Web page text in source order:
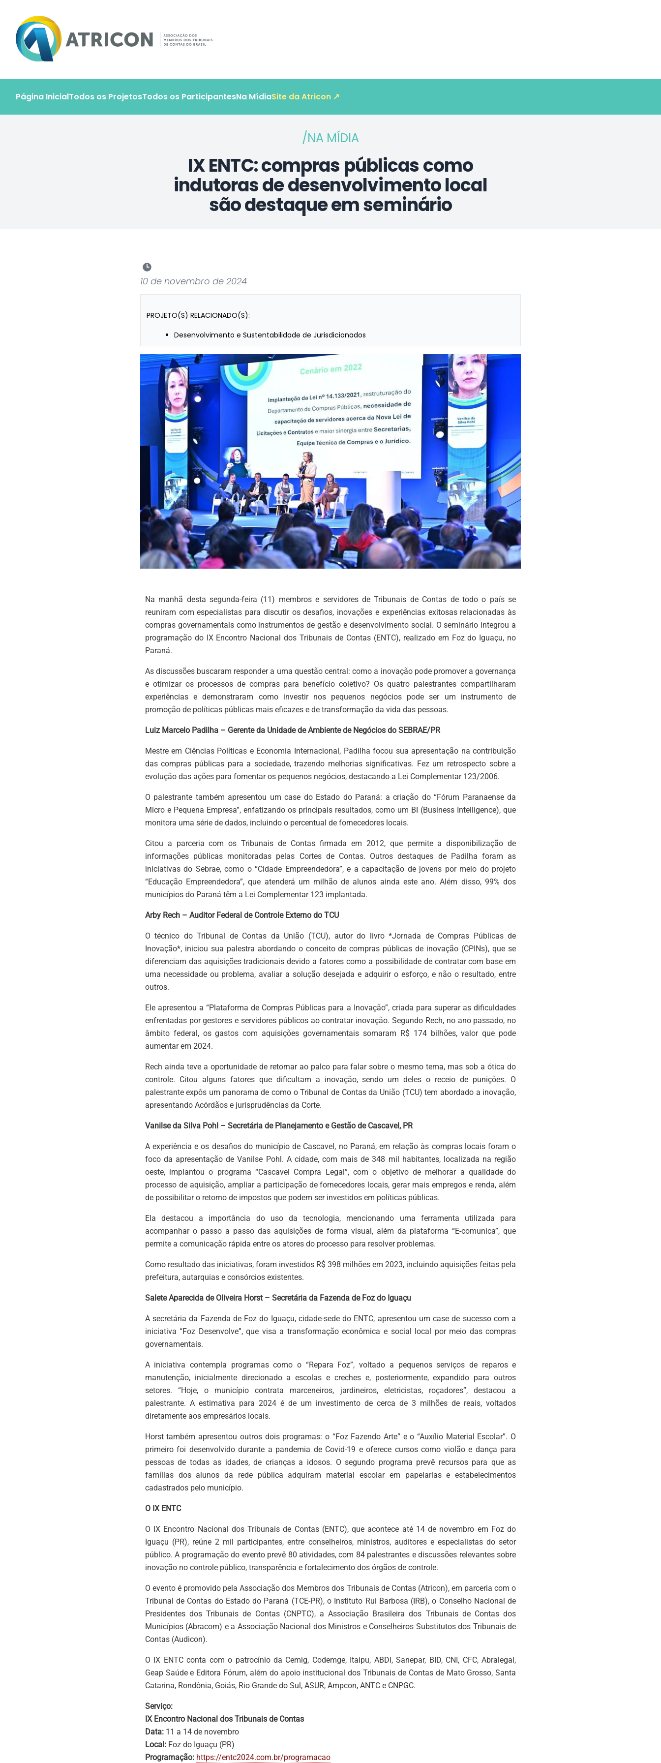
Atricon - Portal de Projetos
Página InicialTodos os ProjetosTodos os ParticipantesNa MídiaSite da Atricon ↗
/NA MÍDIA
IX ENTC: compras públicas como
indutoras de desenvolvimento local
são destaque em seminário
10 de novembro de 2024
PROJETO(S) RELACIONADO(S):
Desenvolvimento e Sustentabilidade de Jurisdicionados
Na manhã desta segunda-feira (11) membros e servidores de Tribunais de Contas de todo o país se
reuniram com especialistas para discutir os desafios, inovações e experiências exitosas relacionadas às
compras governamentais como instrumentos de gestão e desenvolvimento social. O seminário integrou a
programação do IX Encontro Nacional dos Tribunais de Contas (ENTC), realizado em Foz do Iguaçu, no
Paraná.
As discussões buscaram responder a uma questão central: como a inovação pode promover a governança
e otimizar os processos de compras para benefício coletivo? Os quatro palestrantes compartilharam
experiências e demonstraram como investir nos pequenos negócios pode ser um instrumento de
promoção de políticas públicas mais eficazes e de transformação da vida das pessoas.
Luiz Marcelo Padilha – Gerente da Unidade de Ambiente de Negócios do SEBRAE/PR
Mestre em Ciências Políticas e Economia Internacional, Padilha focou sua apresentação na contribuição
das compras públicas para a sociedade, trazendo melhorias significativas. Fez um retrospecto sobre a
evolução das ações para fomentar os pequenos negócios, destacando a Lei Complementar 123/2006.
O palestrante também apresentou um case do Estado do Paraná: a criação do “Fórum Paranaense da
Micro e Pequena Empresa”, enfatizando os principais resultados, como um BI (Business Intelligence), que
monitora uma série de dados, incluindo o percentual de fornecedores locais.
Citou a parceria com os Tribunais de Contas firmada em 2012, que permite a disponibilização de
informações públicas monitoradas pelas Cortes de Contas. Outros destaques de Padilha foram as
iniciativas do Sebrae, como o “Cidade Empreendedora”, e a capacitação de jovens por meio do projeto
“Educação Empreendedora”, que atenderá um milhão de alunos ainda este ano. Além disso, 99% dos
municípios do Paraná têm a Lei Complementar 123 implantada.
Arby Rech – Auditor Federal de Controle Externo do TCU
O técnico do Tribunal de Contas da União (TCU), autor do livro *Jornada de Compras Públicas de
Inovação*, iniciou sua palestra abordando o conceito de compras públicas de inovação (CPINs), que se
diferenciam das aquisições tradicionais devido a fatores como a possibilidade de contratar com base em
uma necessidade ou problema, avaliar a solução desejada e adquirir o esforço, e não o resultado, entre
outros.
Ele apresentou a “Plataforma de Compras Públicas para a Inovação”, criada para superar as dificuldades
enfrentadas por gestores e servidores públicos ao contratar inovação. Segundo Rech, no ano passado, no
âmbito federal, os gastos com aquisições governamentais somaram R$ 174 bilhões, valor que pode
aumentar em 2024.
Rech ainda teve a oportunidade de retornar ao palco para falar sobre o mesmo tema, mas sob a ótica do
controle. Citou alguns fatores que dificultam a inovação, sendo um deles o receio de punições. O
palestrante expôs um panorama de como o Tribunal de Contas da União (TCU) tem abordado a inovação,
apresentando Acórdãos e jurisprudências da Corte.
Vanilse da Silva Pohl – Secretária de Planejamento e Gestão de Cascavel, PR
A experiência e os desafios do município de Cascavel, no Paraná, em relação às compras locais foram o
foco da apresentação de Vanilse Pohl. A cidade, com mais de 348 mil habitantes, localizada na região
oeste, implantou o programa “Cascavel Compra Legal”, com o objetivo de melhorar a qualidade do
processo de aquisição, ampliar a participação de fornecedores locais, gerar mais empregos e renda, além
de possibilitar o retorno de impostos que podem ser investidos em políticas públicas.
Ela destacou a importância do uso da tecnologia, mencionando uma ferramenta utilizada para
acompanhar o passo a passo das aquisições de forma visual, além da plataforma “E-comunica”, que
permite a comunicação rápida entre os atores do processo para resolver problemas.
Como resultado das iniciativas, foram investidos R$ 398 milhões em 2023, incluindo aquisições feitas pela
prefeitura, autarquias e consórcios existentes.
Salete Aparecida de Oliveira Horst – Secretária da Fazenda de Foz do Iguaçu
A secretária da Fazenda de Foz do Iguaçu, cidade-sede do ENTC, apresentou um case de sucesso com a
iniciativa “Foz Desenvolve”, que visa a transformação econômica e social local por meio das compras
governamentais.
A iniciativa contempla programas como o “Repara Foz”, voltado a pequenos serviços de reparos e
manutenção, inicialmente direcionado a escolas e creches e, posteriormente, expandido para outros
setores. “Hoje, o município contrata marceneiros, jardineiros, eletricistas, roçadores”, destacou a
palestrante. A estimativa para 2024 é de um investimento de cerca de 3 milhões de reais, voltados
diretamente aos empresários locais.
Horst também apresentou outros dois programas: o “Foz Fazendo Arte” e o “Auxílio Material Escolar”. O
primeiro foi desenvolvido durante a pandemia de Covid-19 e oferece cursos como violão e dança para
pessoas de todas as idades, de crianças a idosos. O segundo programa prevê recursos para que as
famílias dos alunos da rede pública adquiram material escolar em papelarias e estabelecimentos
cadastrados pelo município.
O IX ENTC
O IX Encontro Nacional dos Tribunais de Contas (ENTC), que acontece até 14 de novembro em Foz do
Iguaçu (PR), reúne 2 mil participantes, entre conselheiros, ministros, auditores e especialistas do setor
público. A programação do evento prevê 80 atividades, com 84 palestrantes e discussões relevantes sobre
inovação no controle público, transparência e fortalecimento dos órgãos de controle.
O evento é promovido pela Associação dos Membros dos Tribunais de Contas (Atricon), em parceria com o
Tribunal de Contas do Estado do Paraná (TCE-PR), o Instituto Rui Barbosa (IRB), o Conselho Nacional de
Presidentes dos Tribunais de Contas (CNPTC), a Associação Brasileira dos Tribunais de Contas dos
Municípios (Abracom) e a Associação Nacional dos Ministros e Conselheiros Substitutos dos Tribunais de
Contas (Audicon).
O IX ENTC conta com o patrocínio da Cemig, Codemge, Itaipu, ABDI, Sanepar, BID, CNI, CFC, Abralegal,
Geap Saúde e Editora Fórum, além do apoio institucional dos Tribunais de Contas de Mato Grosso, Santa
Catarina, Rondônia, Goiás, Rio Grande do Sul, ASUR, Ampcon, ANTC e CNPGC.
Serviço:
IX Encontro Nacional dos Tribunais de Contas
Data:11 a 14 de novembro
Local:Foz do Iguaçu (PR)
Programação: https://entc2024.com.br/programacao